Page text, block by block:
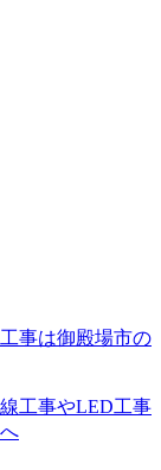
工事やLED工事